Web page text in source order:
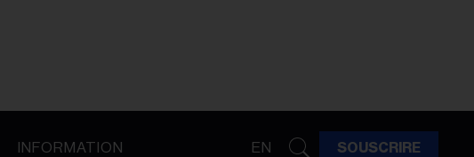
INFORMATION EN SOUSCRIRE